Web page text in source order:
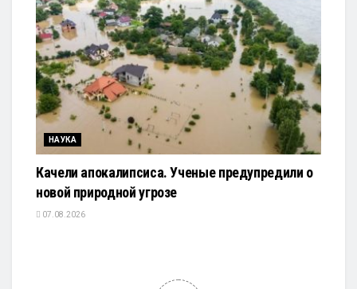
НАУКА
Качели апокалипсиса. Ученые предупредили о
новой природной угрозе
07.08.2026